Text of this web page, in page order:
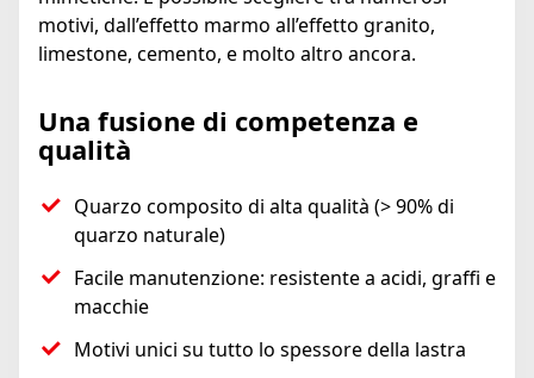
motivi, dall’effetto marmo all’effetto granito,
limestone, cemento, e molto altro ancora.
Una fusione di competenza e
qualità
Quarzo composito di alta qualità (> 90% di
quarzo naturale)
Facile manutenzione: resistente a acidi, graffi e
macchie
Motivi unici su tutto lo spessore della lastra